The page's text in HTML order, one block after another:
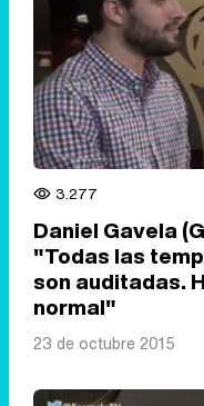
3.277
Daniel Gavela
"Todas las
son auditadas.
normal"
23 de octubre 2015